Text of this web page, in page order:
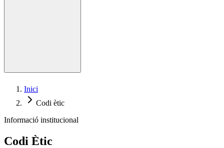
Inici
Codi ètic
Informació institucional
Codi Ètic